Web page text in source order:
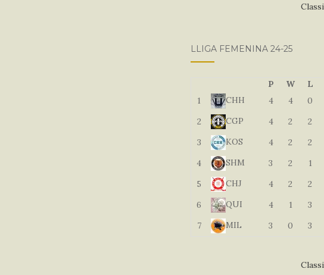
LLIGA FEMENINA 24-25
P W L
1
CHH 4 4 0
2
CGP 4 2 2
3
KOS 4 2 2
4
SHM 3 2 1
5
CHJ 4 2 2
6
QUI 4 1 3
7
MIL 3 0 3